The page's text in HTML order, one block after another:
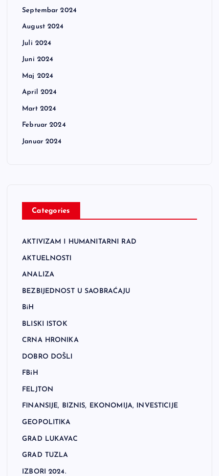
Septembar 2024
August 2024
Juli 2024
Juni 2024
Maj 2024
April 2024
Mart 2024
Februar 2024
Januar 2024
Categories
AKTIVIZAM I HUMANITARNI RAD
AKTUELNOSTI
ANALIZA
BEZBIJEDNOST U SAOBRAĆAJU
BiH
BLISKI ISTOK
CRNA HRONIKA
DOBRO DOŠLI
FBiH
FELJTON
FINANSIJE, BIZNIS, EKONOMIJA, INVESTICIJE
GEOPOLITIKA
GRAD LUKAVAC
GRAD TUZLA
IZBORI 2024.